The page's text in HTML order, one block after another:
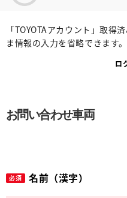
「TOYOTAアカウント」取得
ま情報の入力を省略できます。
ロ
お問い合わせ車両
必須 名前（漢字）